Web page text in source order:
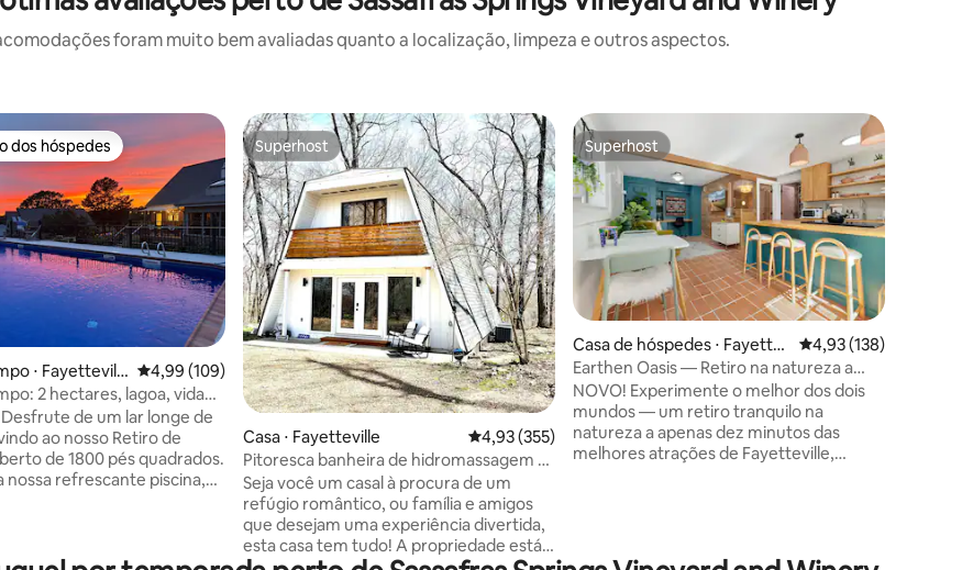
foram muito bem avaliadas quanto a localização, limpeza e outros aspectos.
de 5, 1.475 avaliações
preferidos dos hóspedes
dos hóspedes
⋅ Fayettevill
4,99 de uma avaliação média de 5, 109 avaliações
4,99 (109)
2 hectares, lagoa, vida
animais de
de um lar longe de
de 1800 pés quadrados.
nossa refrescante piscina,
e grandes TVs.
Superhost
Superhost
Casa ⋅ Fayetteville 4,93 de uma avaliação média de 5, 355 avaliações
4,93 (355)
Pitoresca banheira de hidromassagem +
sala de jogos + perto da água
Seja você um casal à procura de um
refúgio romântico, ou família e amigos
que desejam uma experiência divertida,
esta casa tem tudo! A propriedade está
Superhost
Superhost
Casa de hóspedes ⋅ Fayette
ville
4,93 de uma avaliação
4,93 (138)
Earthen Oasis — Retiro na natureza a
poucos minutos do centro da cidade
NOVO! Experimente o melhor dos dois
mundos — um retiro tranquilo na
natureza a apenas dez minutos das
melhores atrações de Fayetteville,
construído é uma das duas unidades em